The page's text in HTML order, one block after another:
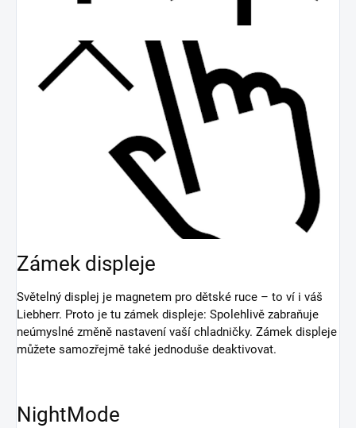
Zámek displeje
Světelný displej je magnetem pro dětské ruce – to ví i váš
Liebherr. Proto je tu zámek displeje: Spolehlivě zabraňuje
neúmyslné změně nastavení vaší chladničky. Zámek displeje
můžete samozřejmě také jednoduše deaktivovat.
NightMode